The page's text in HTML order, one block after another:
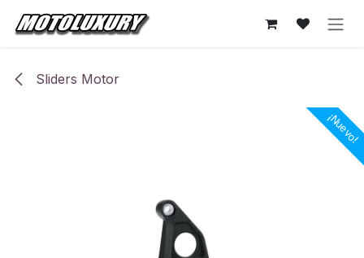
Ir al contenido
Sliders Motor
¡Nuevo!